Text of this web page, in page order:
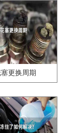
更换周期